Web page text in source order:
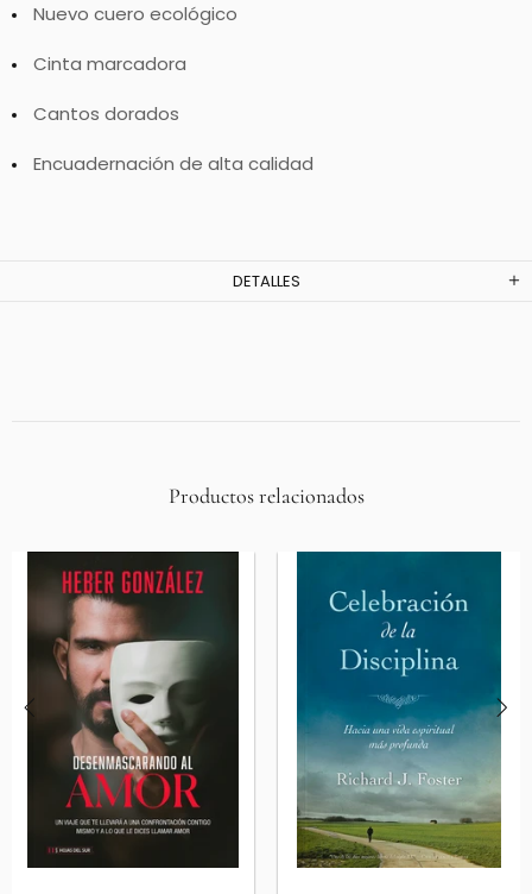
Nuevo cuero ecológico
Cinta marcadora
Cantos dorados
Encuadernación de alta calidad
DETALLES
Productos relacionados